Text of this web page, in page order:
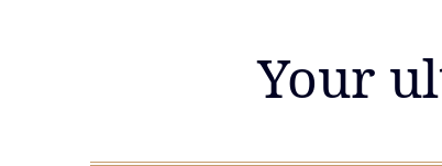
Your